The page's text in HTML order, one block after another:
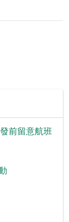
前留意航班